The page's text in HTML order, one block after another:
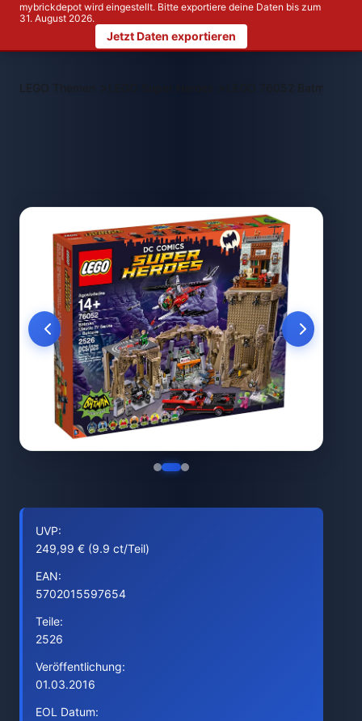
mybrickdepot wird eingestellt. Bitte exportiere deine Daten bis zum
31. August 2026.
Jetzt Daten exportieren
LEGO Themen > LEGO 76052 Batman™
UVP:
249,99 € (9.9 ct/Teil)
EAN:
5702015597654
Teile:
2526
Veröffentlichung:
01.03.2016
EOL Datum: